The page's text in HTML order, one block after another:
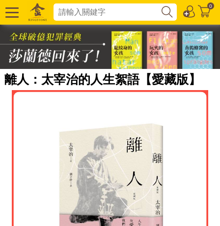
0
離人：太宰治的人生絮語【愛藏版】